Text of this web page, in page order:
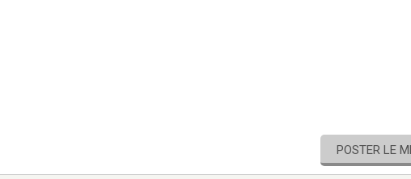
POSTER LE